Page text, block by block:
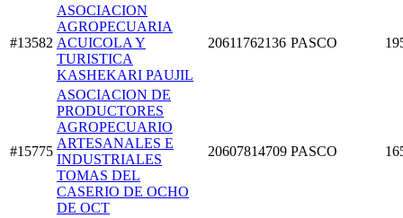
#13582
ASOCIACION
AGROPECUARIA
ACUICOLA Y
TURISTICA
KASHEKARI PAUJIL
20611762136 PASCO
#15775
ASOCIACION DE
PRODUCTORES
AGROPECUARIO
ARTESANALES E
INDUSTRIALES
TOMAS DEL
CASERIO DE OCHO
DE OCT
20607814709 PASCO